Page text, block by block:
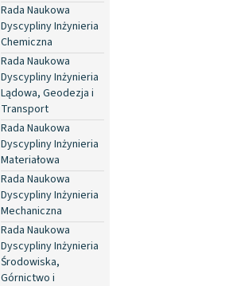
Rada Naukowa
Dyscypliny Inżynieria
Chemiczna
Rada Naukowa
Dyscypliny Inżynieria
Lądowa, Geodezja i
Transport
Rada Naukowa
Dyscypliny Inżynieria
Materiałowa
Rada Naukowa
Dyscypliny Inżynieria
Mechaniczna
Rada Naukowa
Dyscypliny Inżynieria
Środowiska,
Górnictwo i